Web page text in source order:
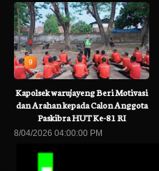
9
Kapolsek warujayeng Beri Motivasi
dan Arahan kepada Calon Anggota
Paskibra HUT Ke-81 RI
8/04/2026 04:00:00 PM